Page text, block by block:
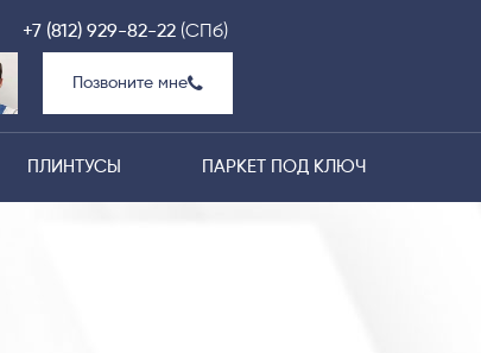
+7 (812) 929-82-22 (СПб)
Позвоните мне
ПЛИНТУСЫ ПАРКЕТ ПОД КЛЮЧ